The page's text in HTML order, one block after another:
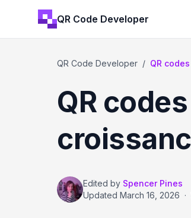
QR Code Developer
QR Code Developer / QR
QR
Edited by Spencer Pines
Updated March 16, 2026 ·